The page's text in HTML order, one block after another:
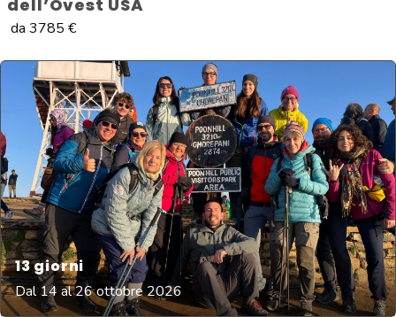
dell’Ovest USA
da 3785 €
13giorni
Dal 14 al 26 ottobre 2026